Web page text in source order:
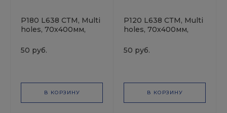
P180 L638 СТМ, Multi
holes, 70х400мм,
шлифовальная на
плёночной основе
50 руб.
В КОРЗИНУ
P120 L638 СТМ, Multi
holes, 70х400мм,
шлифовальная на
плёночной основе
50 руб.
В КОРЗИНУ